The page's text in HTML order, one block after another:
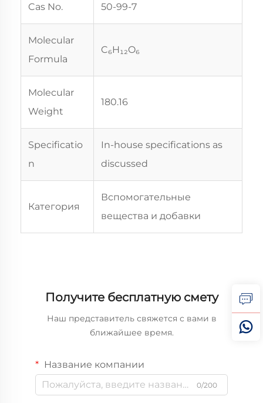
Cas No. 50-99-7
Molecular
Formula
C₆H₁₂O₆
Molecular
Weight
180.16
Specificatio
n
In-house specifications as
discussed
Категория
Вспомогательные
вещества и добавки
Получите бесплатную смету
Наш представитель свяжется с вами в
ближайшее время.
Название компании
0/200